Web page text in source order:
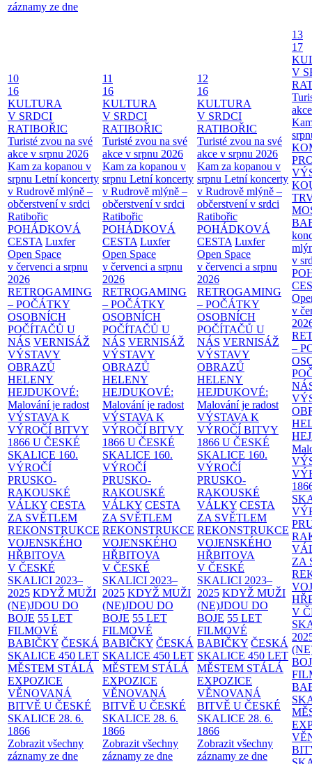
záznamy ze dne
10
16
KULTURA
V SRDCI
RATIBOŘIC
Turisté zvou na své
akce v srpnu 2026
Kam za kopanou v
srpnu Letní koncerty
v Rudrově mlýně –
občerstvení v srdci
Ratibořic
POHÁDKOVÁ
CESTA Luxfer
Open Space
v červenci a srpnu
2026
RETROGAMING
– POČÁTKY
OSOBNÍCH
POČÍTAČŮ U
NÁS VERNISÁŽ
VÝSTAVY
OBRAZŮ
HELENY
HEJDUKOVÉ:
Malování je radost
VÝSTAVA K
VÝROČÍ BITVY
1866 U ČESKÉ
SKALICE 160.
VÝROČÍ
PRUSKO-
RAKOUSKÉ
VÁLKY CESTA
ZA SVĚTLEM
REKONSTRUKCE
VOJENSKÉHO
HŘBITOVA
V ČESKÉ
SKALICI 2023–
2025 KDYŽ MUŽI
(NE)JDOU DO
BOJE 55 LET
FILMOVÉ
BABIČKY ČESKÁ
SKALICE 450 LET
MĚSTEM STÁLÁ
EXPOZICE
VĚNOVANÁ
BITVĚ U ČESKÉ
SKALICE 28. 6.
1866
Zobrazit všechny
záznamy ze dne
11
16
KULTURA
V SRDCI
RATIBOŘIC
Turisté zvou na své
akce v srpnu 2026
Kam za kopanou v
srpnu Letní koncerty
v Rudrově mlýně –
občerstvení v srdci
Ratibořic
POHÁDKOVÁ
CESTA Luxfer
Open Space
v červenci a srpnu
2026
RETROGAMING
– POČÁTKY
OSOBNÍCH
POČÍTAČŮ U
NÁS VERNISÁŽ
VÝSTAVY
OBRAZŮ
HELENY
HEJDUKOVÉ:
Malování je radost
VÝSTAVA K
VÝROČÍ BITVY
1866 U ČESKÉ
SKALICE 160.
VÝROČÍ
PRUSKO-
RAKOUSKÉ
VÁLKY CESTA
ZA SVĚTLEM
REKONSTRUKCE
VOJENSKÉHO
HŘBITOVA
V ČESKÉ
SKALICI 2023–
2025 KDYŽ MUŽI
(NE)JDOU DO
BOJE 55 LET
FILMOVÉ
BABIČKY ČESKÁ
SKALICE 450 LET
MĚSTEM STÁLÁ
EXPOZICE
VĚNOVANÁ
BITVĚ U ČESKÉ
SKALICE 28. 6.
1866
Zobrazit všechny
záznamy ze dne
12
16
KULTURA
V SRDCI
RATIBOŘIC
Turisté zvou na své
akce v srpnu 2026
Kam za kopanou v
srpnu Letní koncerty
v Rudrově mlýně –
občerstvení v srdci
Ratibořic
POHÁDKOVÁ
CESTA Luxfer
Open Space
v červenci a srpnu
2026
RETROGAMING
– POČÁTKY
OSOBNÍCH
POČÍTAČŮ U
NÁS VERNISÁŽ
VÝSTAVY
OBRAZŮ
HELENY
HEJDUKOVÉ:
Malování je radost
VÝSTAVA K
VÝROČÍ BITVY
1866 U ČESKÉ
SKALICE 160.
VÝROČÍ
PRUSKO-
RAKOUSKÉ
VÁLKY CESTA
ZA SVĚTLEM
REKONSTRUKCE
VOJENSKÉHO
HŘBITOVA
V ČESKÉ
SKALICI 2023–
2025 KDYŽ MUŽI
(NE)JDOU DO
BOJE 55 LET
FILMOVÉ
BABIČKY ČESKÁ
SKALICE 450 LET
MĚSTEM STÁLÁ
EXPOZICE
VĚNOVANÁ
BITVĚ U ČESKÉ
SKALICE 28. 6.
1866
Zobrazit všechny
záznamy ze dne
13
17
V
v
v
–
ZA
V